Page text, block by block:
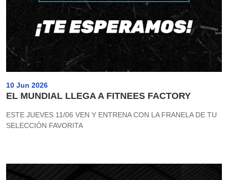
10 Jun 2026
EL MUNDIAL LLEGA A FITNEES FACTORY
ESTE JUEVES 11/06 VEN Y ENTRENA CON LA FRANELA DE TU
SELECCIÓN FAVORITA